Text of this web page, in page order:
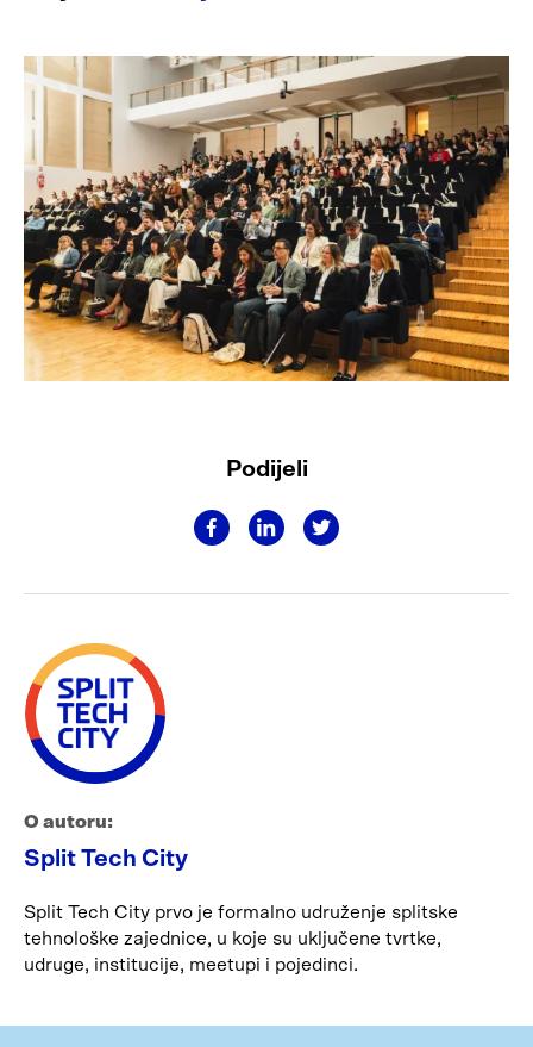
Podijeli
O autoru:
Split Tech City
Split Tech City prvo je formalno udruženje splitske
tehnološke zajednice, u koje su uključene tvrtke,
udruge, institucije, meetupi i pojedinci.